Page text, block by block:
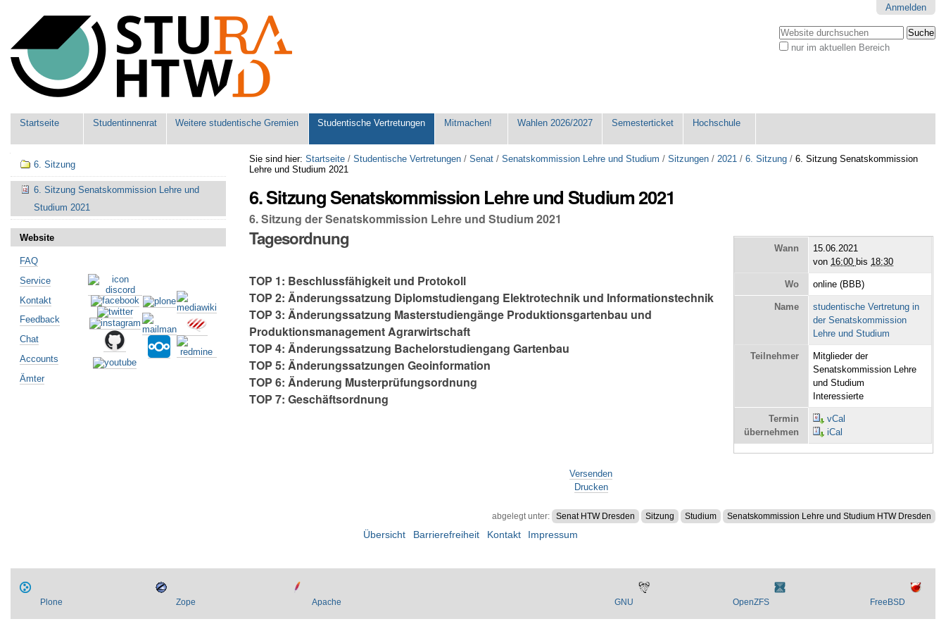
Werkzeuge
Anmelden
Website durchsuchen
nur im aktuellen Bereich
Sektionen
Startseite Studentinnenrat Weitere studentische Gremien Studentische Vertretungen Mitmachen! Wahlen 2026/2027 Semesterticket Hochschule
Sie sind hier: Startseite /Studentische Vertretungen /Senat /Senatskommission Lehre und Studium /Sitzungen /2021 /6. Sitzung /6. Sitzung Senatskommission
Lehre und Studium 2021
6. Sitzung Senatskommission Lehre und Studium 2021
6. Sitzung der Senatskommission Lehre und Studium 2021
Wann
15.06.2021
von 16:00 bis 18:30
Wo online (BBB)
Name
studentische Vertretung in
der Senatskommission
Lehre und Studium
Teilnehmer
Mitglieder der
Senatskommission Lehre
und Studium
Interessierte
Termin
übernehmen
vCal
iCal
Tagesordnung
TOP 1: Beschlussfähigkeit und Protokoll
TOP 2: Änderungssatzung Diplomstudiengang Elektrotechnik und Informationstechnik
TOP 3: Änderungssatzung Masterstudiengänge Produktionsgartenbau und
Produktionsmanagement Agrarwirtschaft
TOP 4: Änderungssatzung Bachelorstudiengang Gartenbau
TOP 5: Änderungssatzungen Geoinformation
TOP 6: Änderung Musterprüfungsordnung
TOP 7: Geschäftsordnung
Versenden
Drucken
abgelegt unter: Senat HTW Dresden Sitzung Studium Senatskommission Lehre und Studium HTW Dresden
Navigation
6. Sitzung
6. Sitzung Senatskommission Lehre und
Studium 2021
Website
FAQ
Service
Kontakt
Feedback
Chat
Accounts
Ämter
Übersicht Barrierefreiheit Kontakt Impressum
Plone Zope Apache GNU OpenZFS FreeBSD